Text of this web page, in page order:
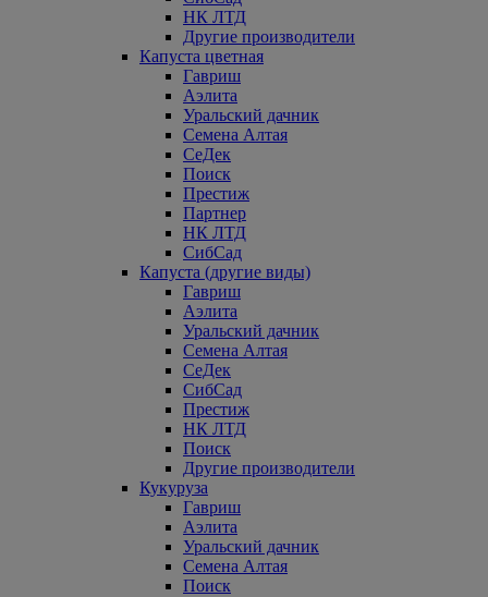
НК ЛТД
Другие производители
Капуста цветная
Гавриш
Аэлита
Уральский дачник
Семена Алтая
СеДек
Поиск
Престиж
Партнер
НК ЛТД
СибСад
Капуста (другие виды)
Гавриш
Аэлита
Уральский дачник
Семена Алтая
СеДек
СибСад
Престиж
НК ЛТД
Поиск
Другие производители
Кукуруза
Гавриш
Аэлита
Уральский дачник
Семена Алтая
Поиск